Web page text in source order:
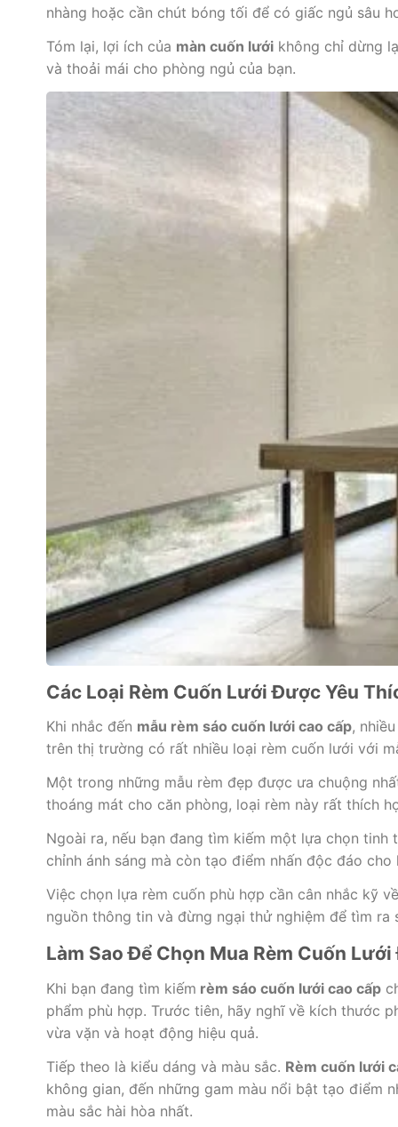
nhàng hoặc cần chút bóng tối để có giấc ngủ sâu
Tóm lại, lợi ích của màn cuốn lướikhông chỉ dừng
và thoải mái cho phòng ngủ của bạn.
Các Loại Rèm Cuốn Lưới Được Yêu
Khi nhắc đến mẫu rèm sáo cuốn lưới cao cấp,
trên thị trường có rất nhiều loại rèm cuốn lưới với
Một trong những mẫu rèm đẹp được ưa chuộng
thoáng mát cho căn phòng, loại rèm này rất thích
Ngoài ra, nếu bạn đang tìm kiếm một lựa chọn
chỉnh ánh sáng mà còn tạo điểm nhấn độc đáo
Việc chọn lựa rèm cuốn phù hợp cần cân nhắc kỹ
nguồn thông tin và đừng ngại thử nghiệm để tìm ra
Làm Sao Để Chọn Mua Rèm Cuốn Lưới
Khi bạn đang tìm kiếm rèm sáo cuốn lưới cao cấp
phẩm phù hợp. Trước tiên, hãy nghĩ về kích thước
vừa vặn và hoạt động hiệu quả.
Tiếp theo là kiểu dáng và màu sắc. Rèm cuốn lưới
không gian, đến những gam màu nổi bật tạo điểm
màu sắc hài hòa nhất.